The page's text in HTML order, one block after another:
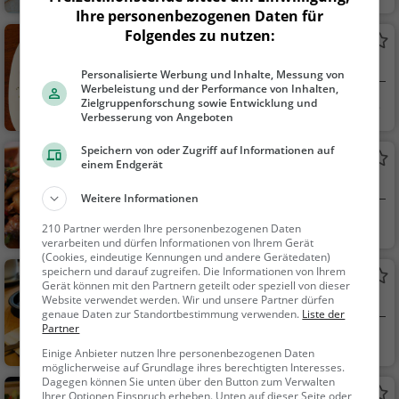
hen, Frühstück, Gebä
ck / Teigwaren
Wonka
Restaurant in Nürnberg
Nürnberg
Restaurant, Aben
Französisch, Europäis
My Thai
Nürnberg
Restaurant, Thailä
ndisch, Asiatisch, Abe
ndessen, Mittagesse
n, Vegetarisch, Curry
Espressino
Café in Nürnberg
hen, Frühstück, Gebä
ck / Teigwaren
Ihre personenbezogenen Daten für
Folgendes zu nutzen:
Personalisierte Werbung und Inhalte, Messung von
Werbeleistung und der Performance von Inhalten,
Zielgruppenforschung sowie Entwicklung und
Verbesserung von Angeboten
Speichern von oder Zugriff auf Informationen auf
einem Endgerät
Weitere Informationen
210 Partner werden Ihre personenbezogenen Daten
verarbeiten und dürfen Informationen von Ihrem Gerät
(Cookies, eindeutige Kennungen und andere Gerätedaten)
speichern und darauf zugreifen. Die Informationen von Ihrem
Gerät können mit den Partnern geteilt oder speziell von dieser
Website verwendet werden. Wir und unsere Partner dürfen
genaue Daten zur Standortbestimmung verwenden. Liste der
Partner
Einige Anbieter nutzen Ihre personenbezogenen Daten
möglicherweise auf Grundlage ihres berechtigten Interesses.
Dagegen können Sie unten über den Button zum Verwalten
Ihrer Optionen Einspruch erheben. Unten auf dieser Seite oder